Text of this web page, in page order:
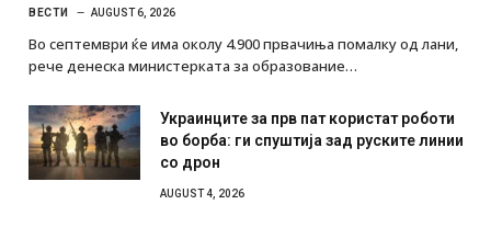
ВЕСТИ AUGUST 6, 2026
Во септември ќе има околу 4.900 првачиња помалку од лани,
рече денеска министерката за образование…
Украинците за прв пат користат роботи
во борба: ги спуштија зад руските линии
со дрон
AUGUST 4, 2026